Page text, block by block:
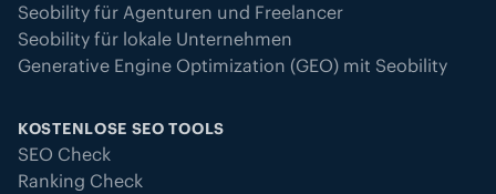
Seobility für Agenturen und Freelancer
Seobility für lokale Unternehmen
Generative Engine Optimization (GEO) mit Seobility
KOSTENLOSE SEO TOOLS
SEO Check
Ranking Check